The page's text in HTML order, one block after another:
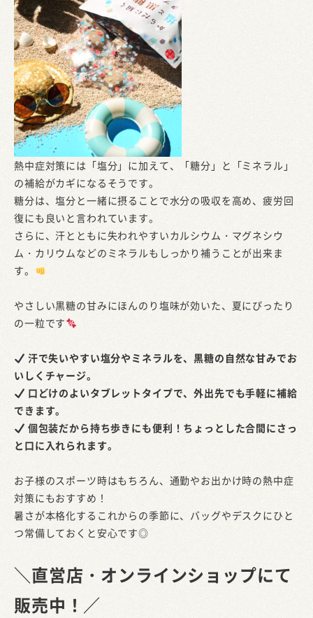
熱中症対策には「塩分」に加えて、「糖分」と「ミネラル」
の補給がカギになるそうです。
糖分は、塩分と一緒に摂ることで水分の吸収を高め、疲労回
復にも良いと言われています。
さらに、汗とともに失われやすいカルシウム・マグネシウ
ム・カリウムなどのミネラルもしっかり補うことが出来ま
す。
やさしい黒糖の甘みにほんのり塩味が効いた、夏にぴったり
の一粒です
汗で失いやすい塩分やミネラルを、黒糖の自然な甘みでお
いしくチャージ。
口どけのよいタブレットタイプで、外出先でも手軽に補給
できます。
個包装だから持ち歩きにも便利！ちょっとした合間にさっ
と口に入れられます。
お子様のスポーツ時はもちろん、通勤やお出かけ時の熱中症
対策にもおすすめ！
暑さが本格化するこれからの季節に、バッグやデスクにひと
つ常備しておくと安心です◎
＼直営店・オンラインショップにて
販売中！／